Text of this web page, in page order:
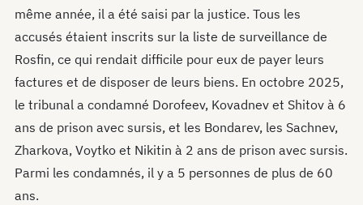
même année, il a été saisi par la justice. Tous les
accusés étaient inscrits sur la liste de surveillance de
Rosfin, ce qui rendait difficile pour eux de payer leurs
factures et de disposer de leurs biens. En octobre 2025,
le tribunal a condamné Dorofeev, Kovadnev et Shitov à 6
ans de prison avec sursis, et les Bondarev, les Sachnev,
Zharkova, Voytko et Nikitin à 2 ans de prison avec sursis.
Parmi les condamnés, il y a 5 personnes de plus de 60
ans.